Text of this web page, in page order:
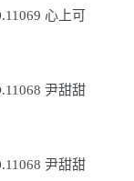
心上可
尹甜甜
尹甜甜